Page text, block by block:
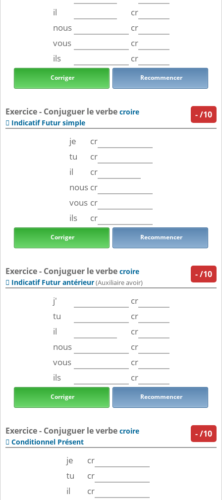
il
cr
nous
cr
vous
cr
ils
cr
Corriger Recommencer
-/10
Exercice - Conjuguer le verbe croire
 Indicatif Futur simple
je
cr
tu
cr
il
cr
nous cr
vous cr
ils
cr
Corriger Recommencer
-/10
Exercice - Conjuguer le verbe croire
 Indicatif Futur antérieur(Auxiliaire avoir)
j'
cr
tu
cr
il
cr
nous
cr
vous
cr
ils
cr
Corriger Recommencer
-/10
Exercice - Conjuguer le verbe croire
 Conditionnel Présent
je
cr
tu
cr
il
cr